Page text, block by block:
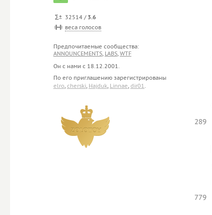
32514 / 3.6
веса голосов
Предпочитаемые сообщества:
ANNOUNCEMENTS, LABS, WTF
Он с нами с 18.12.2001.
По его приглашению зарегистрированы
elro, cherski, Hajduk, Linnae, dir01.
289
779